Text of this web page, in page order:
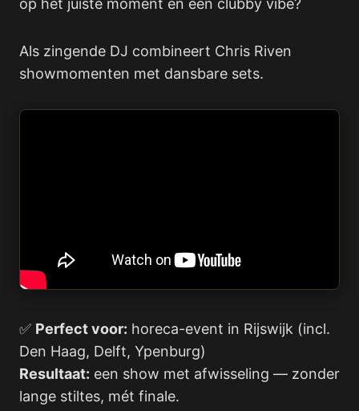
op het juiste moment én een clubby vibe?
Als zingende DJ combineert Chris Riven
showmomenten met dansbare sets.
✅ Perfect voor: horeca-event in Rijswijk (incl.
Den Haag, Delft, Ypenburg)
Resultaat: een show met afwisseling — zonder
lange stiltes, mét finale.